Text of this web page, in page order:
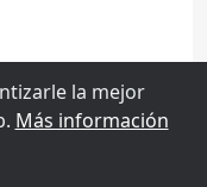
la mejor
Más información